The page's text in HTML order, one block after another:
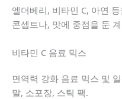
엘더베리, 비타민 C, 아연
콘셉트나, 맛에 중점을 둔
비타민 C 음료 믹스
면역력 강화 음료 믹스 및
말, 소포장, 스틱 팩.